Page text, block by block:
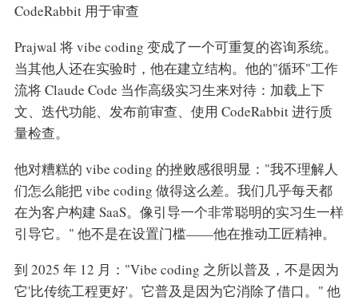
CodeRabbit 用于审查
Prajwal 将 vibe coding 变成了一个可重复的咨询系统。
当其他人还在实验时，他在建立结构。他的"循环"工作
流将 Claude Code 当作高级实习生来对待：加载上下
文、迭代功能、发布前审查、使用 CodeRabbit 进行质
量检查。
他对糟糕的 vibe coding 的挫败感很明显："我不理解人
们怎么能把 vibe coding 做得这么差。我们几乎每天都
在为客户构建 SaaS。像引导一个非常聪明的实习生一样
引导它。" 他不是在设置门槛——他在推动工匠精神。
到 2025 年 12 月："Vibe coding 之所以普及，不是因为
它'比传统工程更好'。它普及是因为它消除了借口。" 他